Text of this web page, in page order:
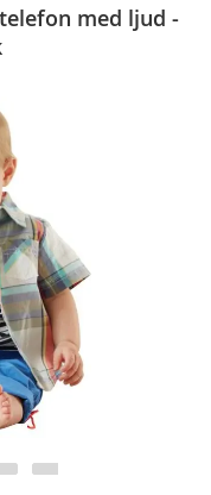
med ljud -